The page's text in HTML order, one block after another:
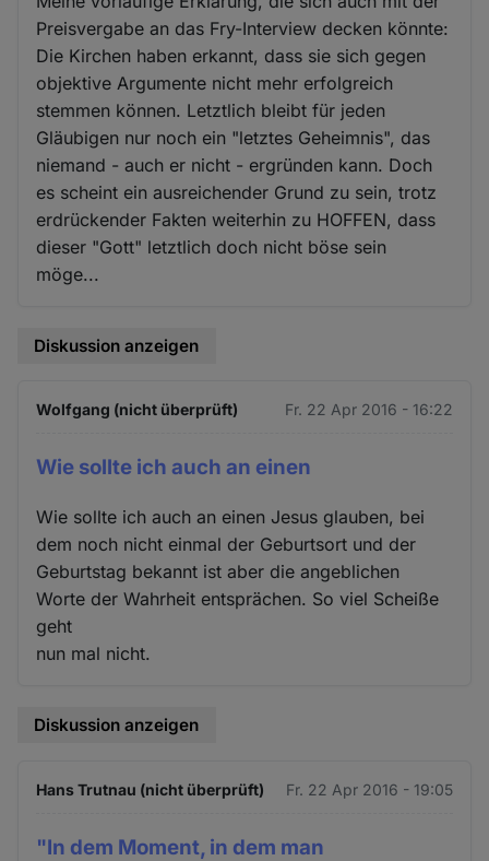
Preisvergabe an das Fry-Interview decken könnte:
Die Kirchen haben erkannt, dass sie sich gegen
objektive Argumente nicht mehr erfolgreich
stemmen können. Letztlich bleibt für jeden
Gläubigen nur noch ein "letztes Geheimnis", das
niemand - auch er nicht - ergründen kann. Doch
es scheint ein ausreichender Grund zu sein, trotz
erdrückender Fakten weiterhin zu HOFFEN, dass
dieser "Gott" letztlich doch nicht böse sein
möge...
Diskussion anzeigen
Wolfgang (nicht überprüft) Fr. 22 Apr 2016 - 16:22
Wie sollte ich auch an einen
Wie sollte ich auch an einen Jesus glauben, bei
dem noch nicht einmal der Geburtsort und der
Geburtstag bekannt ist aber die angeblichen
Worte der Wahrheit entsprächen. So viel Scheiße
geht
nun mal nicht.
Diskussion anzeigen
Hans Trutnau (nicht überprüft) Fr. 22 Apr 2016 - 19:05
"In dem Moment, in dem man